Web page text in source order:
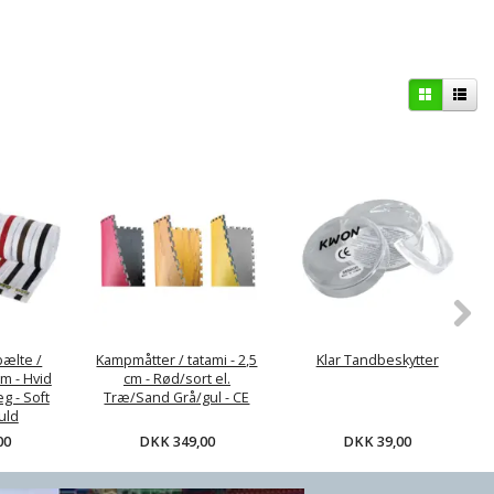
/
- Hvid
- Soft
Kampmåtter / tatami - 2,5
cm - Rød/sort el.
Træ/Sand Grå/gul - CE
DKK 349,00
Klar Tandbeskytter
DKK 39,00